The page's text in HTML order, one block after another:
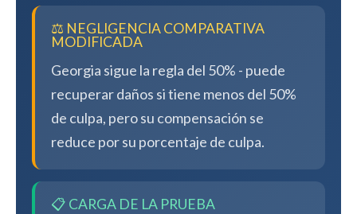
⚖️ NEGLIGENCIA COMPARATIVA
MODIFICADA
Georgia sigue la regla del 50% - puede
recuperar daños si tiene menos del 50%
de culpa, pero su compensación se
reduce por su porcentaje de culpa.
📋 CARGA DE LA PRUEBA